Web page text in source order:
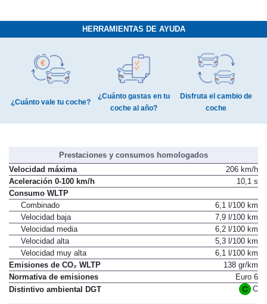
HERRAMIENTAS DE AYUDA
¿Cuánto vale tu coche?
¿Cuánto gastas en tu
coche al año?
Disfruta el cambio de
coche
Prestaciones y consumos homologados
Velocidad máxima
206 km/h
Aceleración 0-100 km/h
10,1 s
Consumo WLTP
Combinado
6,1 l/100 km
Velocidad baja
7,9 l/100 km
Velocidad media
6,2 l/100 km
Velocidad alta
5,3 l/100 km
Velocidad muy alta
6,1 l/100 km
Emisiones de CO₂ WLTP
138 gr/km
Normativa de emisiones
Euro 6
Distintivo ambiental DGT
C